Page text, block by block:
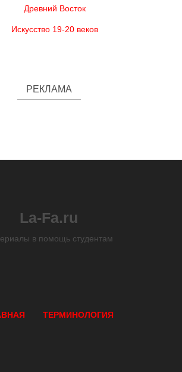
Древний Восток
Искусство 19-20 веков
РЕКЛАМА
La-Fa.ru
в помощь студентам
ТЕРМИНОЛОГИЯ